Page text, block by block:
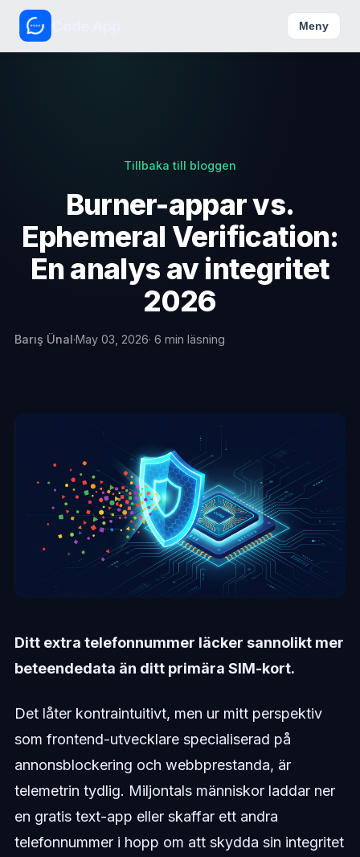
Meny
Tillbaka till bloggen
Burner-appar vs.
Ephemeral Verification:
En analys av integritet
2026
Barış Ünal·May 03, 2026· 6 min läsning
Ditt extra telefonnummer läcker sannolikt mer
beteendedata än ditt primära SIM-kort.
Det låter kontraintuitivt, men ur mitt perspektiv
som frontend-utvecklare specialiserad på
annonsblockering och webbprestanda, är
telemetrin tydlig. Miljontals människor laddar ner
en gratis text-app eller skaffar ett andra
telefonnummer i hopp om att skydda sin integritet